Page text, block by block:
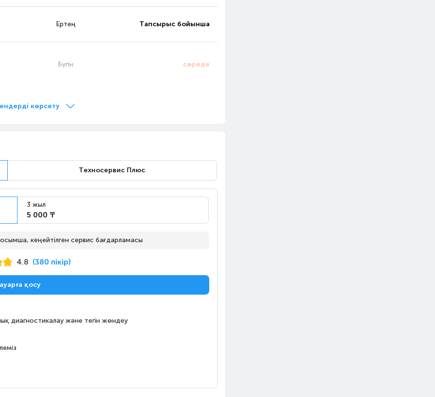
Ертең Тапсырыс бойынша
Бүгін сөреде
Бүгін
Ертең Тапсырыс бойынша
Ертең Тапсырыс бойынша
көрсету
Техносервис Плюс
3 жыл
5 000 ₸
кеңейтілген сервис бағдарламасы
4.8 (380 пікір)
қосу
диагностикалау және тегін жөндеу